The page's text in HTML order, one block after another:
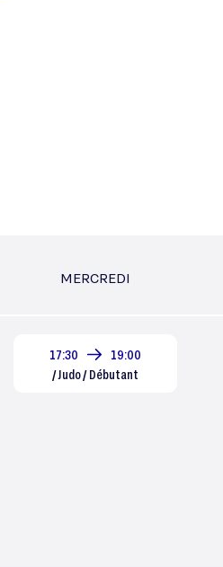
MERCREDI
17:30
19:00
/ Judo / Débutant